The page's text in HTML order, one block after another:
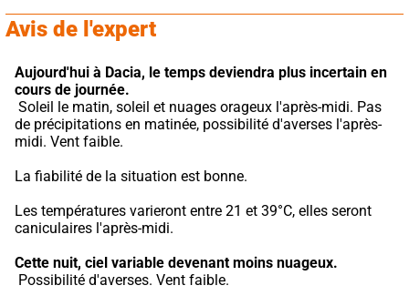
Avis de l'expert
Aujourd'hui à Dacia, le temps deviendra plus incertain en
cours de journée.
de précipitations en matinée, possibilité d'averses l'après-
midi. Vent faible.
La fiabilité de la situation est bonne.
Les températures varieront entre 21 et 39°C, elles seront
caniculaires l'après-midi.
Cette nuit, ciel variable devenant moins nuageux.
Possibilité d'averses. Vent faible.